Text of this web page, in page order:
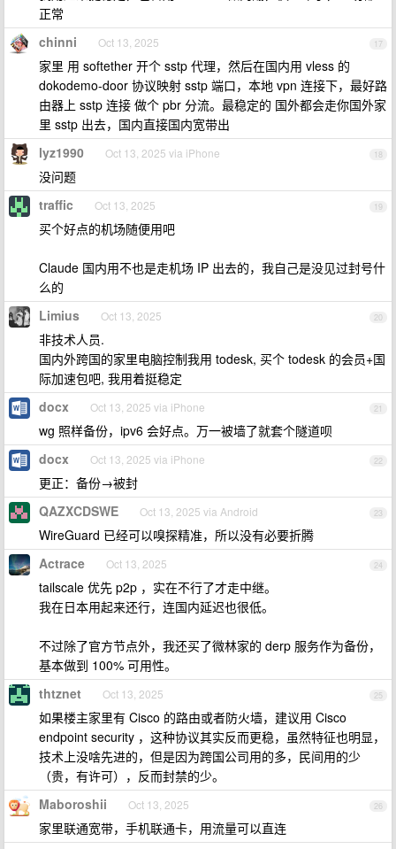
正常
17
chinni Oct 13, 2025
家里 用 softether 开个 sstp 代理，然后在国内用 vless 的
dokodemo-door 协议映射 sstp 端口，本地 vpn 连接下，最好路
由器上 sstp 连接 做个 pbr 分流。最稳定的 国外都会走你国外家
里 sstp 出去，国内直接国内宽带出
18
lyz1990 Oct 13, 2025 via iPhone
没问题
19
traffic Oct 13, 2025
买个好点的机场随便用吧
Claude 国内用不也是走机场 IP 出去的，我自己是没见过封号什
么的
20
Limius Oct 13, 2025
非技术人员.
国内外跨国的家里电脑控制我用 todesk, 买个 todesk 的会员+国
际加速包吧, 我用着挺稳定
21
docx Oct 13, 2025 via iPhone
wg 照样备份，ipv6 会好点。万一被墙了就套个隧道呗
22
docx Oct 13, 2025 via iPhone
更正：备份→被封
23
QAZXCDSWE Oct 13, 2025 via Android
WireGuard 已经可以嗅探精准，所以没有必要折腾
24
Actrace Oct 13, 2025
tailscale 优先 p2p ，实在不行了才走中继。
我在日本用起来还行，连国内延迟也很低。
不过除了官方节点外，我还买了微林家的 derp 服务作为备份，
基本做到 100% 可用性。
25
thtznet Oct 13, 2025
如果楼主家里有 Cisco 的路由或者防火墙，建议用 Cisco
endpoint security ，这种协议其实反而更稳，虽然特征也明显，
技术上没啥先进的，但是因为跨国公司用的多，民间用的少
（贵，有许可），反而封禁的少。
26
Maboroshii Oct 13, 2025
家里联通宽带，手机联通卡，用流量可以直连